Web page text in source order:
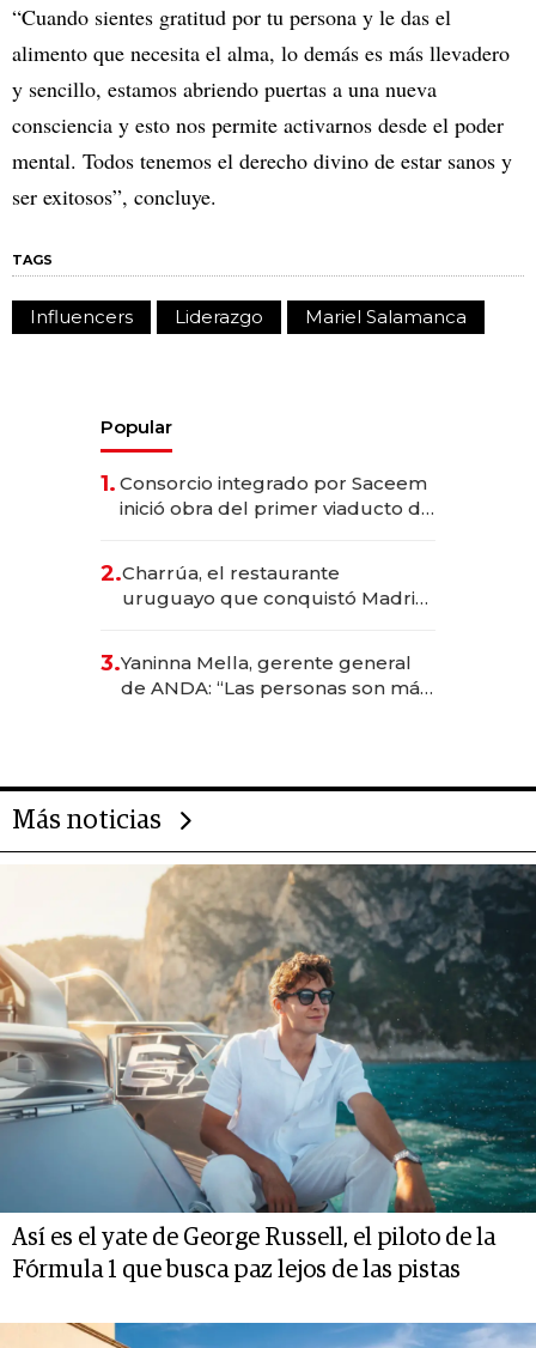
“Cuando sientes gratitud por tu persona y le das el
alimento que necesita el alma, lo demás es más llevadero
y sencillo, estamos abriendo puertas a una nueva
consciencia y esto nos permite activarnos desde el poder
mental. Todos tenemos el derecho divino de estar sanos y
ser exitosos”, concluye.
TAGS
Influencers Liderazgo Mariel Salamanca
Popular
1. Consorcio integrado por Saceem
inició obra del primer viaducto de
millones
2.Charrúa, el restaurante
uruguayo que conquistó Madrid:
anticipación y prepara apertura
3.Yaninna Mella, gerente general
de ANDA: “Las personas son más
Más noticias
Así es el yate de George Russell, el piloto de la
Fórmula 1 que busca paz lejos de las pistas